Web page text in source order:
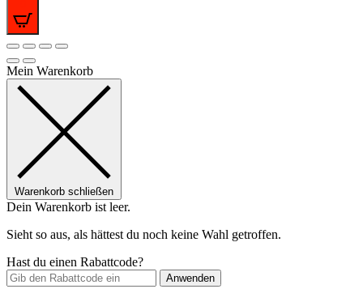
Mein Warenkorb
Warenkorb schließen
Dein Warenkorb ist leer.
Sieht so aus, als hättest du noch keine Wahl getroffen.
Hast du einen Rabattcode?
Anwenden